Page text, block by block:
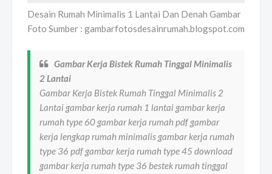
Desain Rumah Minimalis 1 Lantai Dan Denah Gambar
Foto Sumber : gambarfotosdesainrumah.blogspot.com
Gambar Kerja Bistek Rumah Tinggal Minimalis
2 Lantai
Gambar Kerja Bistek Rumah Tinggal Minimalis 2
Lantai gambar kerja rumah 1 lantai gambar kerja
rumah type 60 gambar kerja rumah pdf gambar
kerja lengkap rumah minimalis gambar kerja rumah
type 36 pdf gambar kerja rumah type 45 download
gambar kerja rumah type 36 bestek rumah tinggal